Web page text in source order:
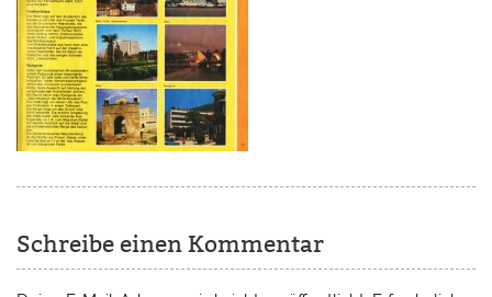
Schreibe einen Kommentar